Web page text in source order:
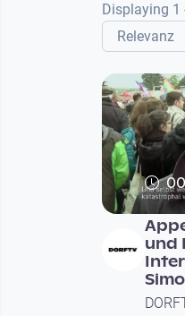
Displaying 1
und
Simo